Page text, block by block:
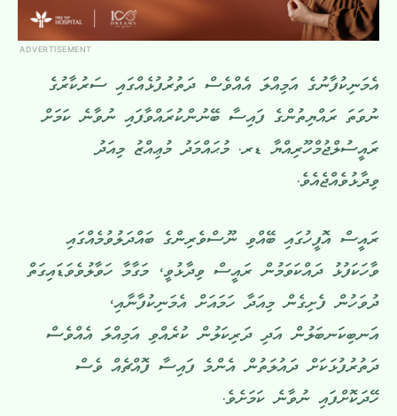
ADVERTISEMENT
އެމަނިކުފާނުގެ އަމިއްލަ އެއްވެސް ދަތުރުފުޅެއްގައި ސަރުކާރުގެ
ނުވަތަ ރައްޔިތުންގެ ފައިސާ ބޭނުންކުރައްވާފައި ނުވާނެ ކަމަށް
ރައީސުލްޖުމްހޫރިއްޔާ ޑރ. މުޙައްމަދު މުޢިއްޒު މިއަދު
ވިދާޅުވެއްޖެއެވެ.
ރައީސް އޮފީހުގައި ބޭއްވި ނޫސްވެރިންގެ ބައްދަލުވުމެއްގައި
ވާހަކަފުޅު ދައްކަވަމުން ރައީސް ވިދާޅުވީ، މަގާމާ ހަވާލުވެވަޑައިގަތް
ދުވަހުން ފެށިގެން މިއަދާ ހަމައަށް އެމަނިކުފާނާއި،
އަނބިކަނބަލުން އަދި ދަރިކަލުން ކުރެއްވި އަމިއްލަ އެއްވެސް
ދަތުރުފުޅަކަށް ދައުލަތުން އެންމެ ފައިސާ ފޮއްޗެއް ވެސް
ހޭދަކޮށްފައި ނުވާނެ ކަމަށެވެ.